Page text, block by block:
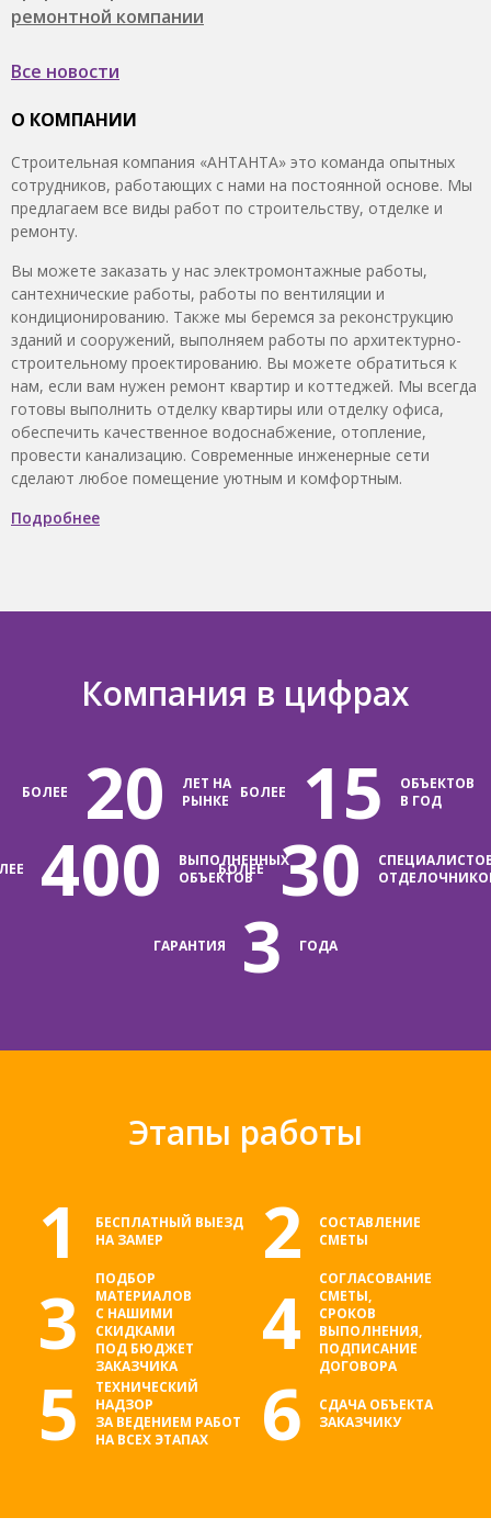
ремонтной компании
Все новости
О КОМПАНИИ
Строительная компания «АНТАНТА» это команда опытных
сотрудников, работающих с нами на постоянной основе. Мы
предлагаем все виды работ по строительству, отделке и
ремонту.
Вы можете заказать у нас электромонтажные работы,
сантехнические работы, работы по вентиляции и
кондиционированию. Также мы беремся за реконструкцию
зданий и сооружений, выполняем работы по архитектурно-
строительному проектированию. Вы можете обратиться к
нам, если вам нужен ремонт квартир и коттеджей. Мы всегда
готовы выполнить отделку квартиры или отделку офиса,
обеспечить качественное водоснабжение, отопление,
провести канализацию. Современные инженерные сети
сделают любое помещение уютным и комфортным.
Подробнее
Компания в цифрах
БОЛЕЕ 20
ЛЕТ НА
РЫНКЕ
БОЛЕЕ 15
ОБЪЕКТОВ
В ГОД
400
ВЫПОЛНЕННЫХ
ОБЪЕКТОВ
БОЛЕЕ 30
ГАРАНТИЯ 3 ГОДА
Этапы работы
1
БЕСПЛАТНЫЙ ВЫЕЗД
НА ЗАМЕР
2
СОСТАВЛЕНИЕ
СМЕТЫ
3
ПОДБОР
МАТЕРИАЛОВ
С НАШИМИ
СКИДКАМИ
ПОД БЮДЖЕТ
ЗАКАЗЧИКА
4
СОГЛАСОВАНИЕ
СМЕТЫ,
СРОКОВ
ВЫПОЛНЕНИЯ,
ПОДПИСАНИЕ
ДОГОВОРА
5
ТЕХНИЧЕСКИЙ
НАДЗОР
ЗА ВЕДЕНИЕМ РАБОТ
НА ВСЕХ ЭТАПАХ
6
СДАЧА ОБЪЕКТА
ЗАКАЗЧИКУ